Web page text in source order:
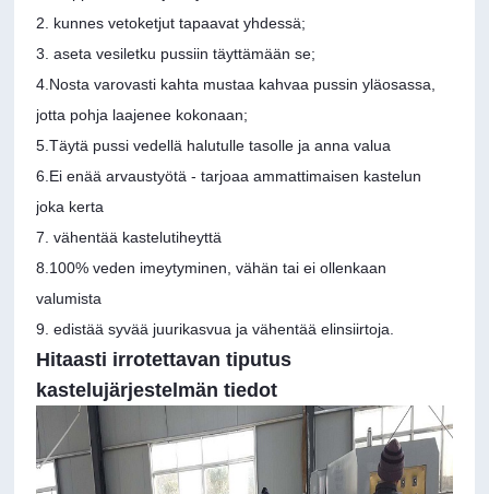
2. kunnes vetoketjut tapaavat yhdessä;
3. aseta vesiletku pussiin täyttämään se;
4.Nosta varovasti kahta mustaa kahvaa pussin yläosassa,
jotta pohja laajenee kokonaan;
5.Täytä pussi vedellä halutulle tasolle ja anna valua
6.Ei enää arvaustyötä - tarjoaa ammattimaisen kastelun
joka kerta
7. vähentää kastelutiheyttä
8.100% veden imeytyminen, vähän tai ei ollenkaan
valumista
9. edistää syvää juurikasvua ja vähentää elinsiirtoja.
Hitaasti irrotettavan tiputus
kastelujärjestelmän tiedot